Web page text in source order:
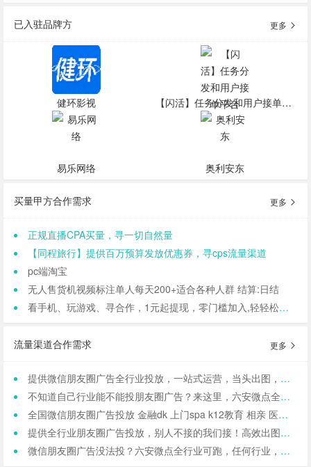
已入驻品牌方 更多
健环影视 【闪活】任务分发和用户接单平台
易乐网络 奥利安东
买量甲方合作需求 更多
正规直播CPA买量，寻一切自然量
【同程旅行】提供百万预算发放优惠券，寻cps流量渠道
pc端淘宝
无人售货机视频标注单人每天200+适合各种人群 结算:日结
看手机、玩游戏、寻合作，1元起提现，零门槛加入,轻轻松松日结,寻找合作小伙伴（CPA/CPL）
流量渠道合作需求 更多
提供微信朋友圈广告全行业投放，一站式运营，当头出图，包过审！
不知道自己行业能不能投朋友圈广告？来这里，六安微点全行业可投！包资质！
全国微信朋友圈广告投放 金融dk 上门spa k12教育 相亲 医院医美 国学等禁投行业包资质 过审 无需保证金
提供全行业朋友圈广告投放，别人不接的我们接！高效出图、专业运营！
微信朋友圈广告没法投？六安微点全行业可跑，任何行业，当天出图，包过审！